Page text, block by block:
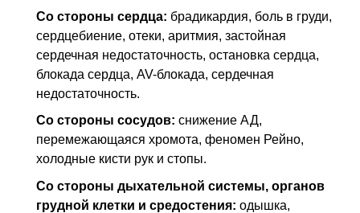
Со стороны сердца: брадикардия, боль в груди,
сердцебиение, отеки, аритмия, застойная
сердечная недостаточность, остановка сердца,
блокада сердца, AV-блокада, сердечная
недостаточность.
Со стороны сосудов: снижение АД,
перемежающаяся хромота, феномен Рейно,
холодные кисти рук и стопы.
Со стороны дыхательной системы, органов
грудной клетки и средостения: одышка,